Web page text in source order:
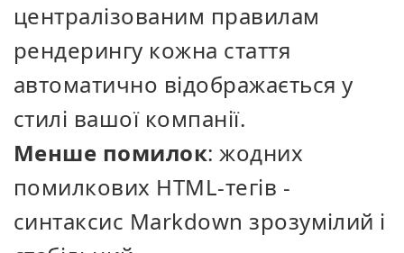
централізованим правилам
рендерингу кожна стаття
автоматично відображається у
стилі вашої компанії.
Менше помилок: жодних
помилкових HTML-тегів -
синтаксис Markdown зрозумілий і